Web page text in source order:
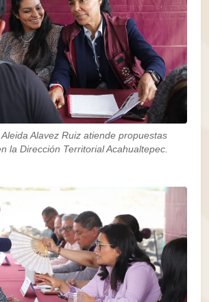
Alavez Ruiz atiende propuestas
la Dirección Territorial Acahualtepec.